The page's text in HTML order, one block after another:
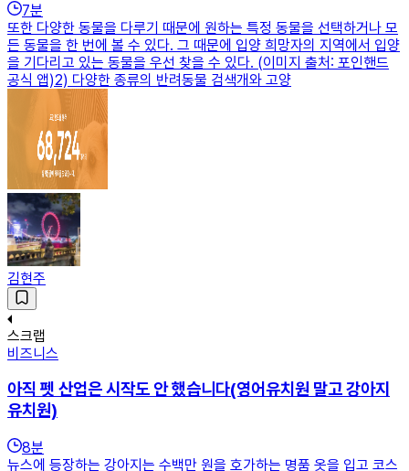
7분
또한 다양한 동물을 다루기 때문에 원하는 특정 동물을 선택하거나 모
든 동물을 한 번에 볼 수 있다. 그 때문에 입양 희망자의 지역에서 입양
을 기다리고 있는 동물을 우선 찾을 수 있다. (이미지 출처: 포인핸드
공식 앱)2) 다양한 종류의 반려동물 검색개와 고양
김현주
스크랩
비즈니스
아직 펫 산업은 시작도 안 했습니다(영어유치원 말고 강아지
유치원)
8분
뉴스에 등장하는 강아지는 수백만 원을 호가하는 명품 옷을 입고 코스